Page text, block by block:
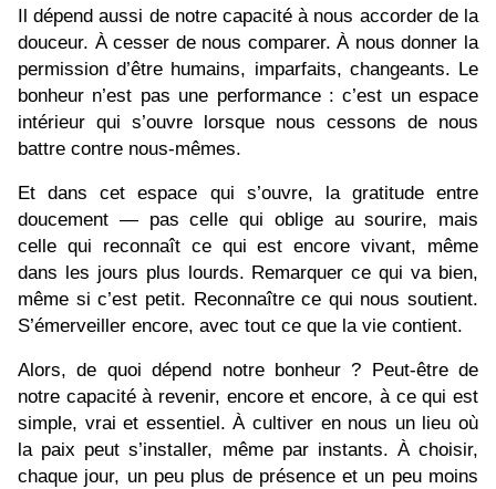
Il dépend aussi de notre capacité à nous accorder de la
douceur. À cesser de nous comparer. À nous donner la
permission d’être humains, imparfaits, changeants. Le
bonheur n’est pas une performance : c’est un espace
intérieur qui s’ouvre lorsque nous cessons de nous
battre contre nous-mêmes.
Et dans cet espace qui s’ouvre, la gratitude entre
doucement — pas celle qui oblige au sourire, mais
celle qui reconnaît ce qui est encore vivant, même
dans les jours plus lourds. Remarquer ce qui va bien,
même si c’est petit. Reconnaître ce qui nous soutient.
S’émerveiller encore, avec tout ce que la vie contient.
Alors, de quoi dépend notre bonheur ? Peut-être de
notre capacité à revenir, encore et encore, à ce qui est
simple, vrai et essentiel. À cultiver en nous un lieu où
la paix peut s’installer, même par instants. À choisir,
chaque jour, un peu plus de présence et un peu moins